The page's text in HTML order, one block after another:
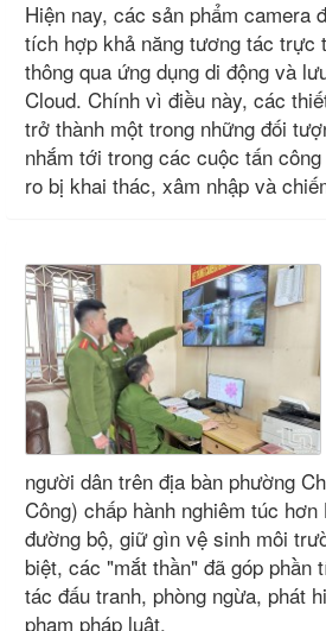
Hiện nay, các sản phẩm camera
tích hợp khả năng tương tác trực
thông qua ứng dụng di động và
Cloud. Chính vì điều này, các
trở thành một trong những đối
nhắm tới trong các cuộc tấn
ro bị khai thác, xâm nhập và
người dân trên địa bàn phường
Công) chấp hành nghiêm túc hơn
đường bộ, giữ gìn vệ sinh môi
biệt, các "mắt thần" đã góp phần
tác đấu tranh, phòng ngừa, phát
phạm pháp luật.